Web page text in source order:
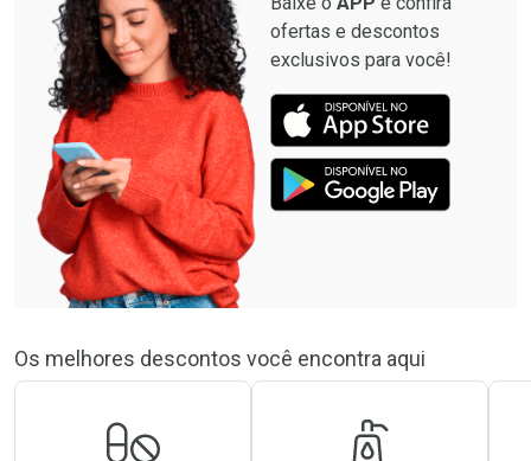
ofertas e descontos
exclusivos para você!
Os melhores descontos você encontra aqui